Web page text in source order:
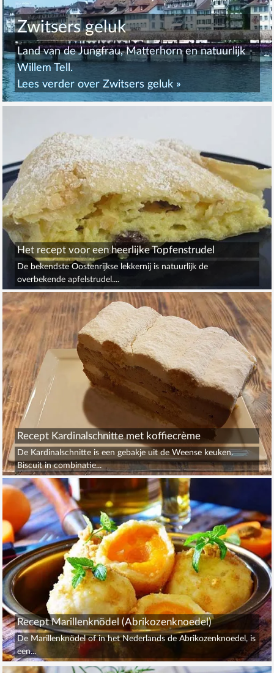
Zwitsers geluk
Land van de Jungfrau, Matterhorn en natuurlijk
Willem Tell.
Lees verder over Zwitsers geluk»
Het recept voor een heerlijke Topfenstrudel
De bekendste Oostenrijkse lekkernij is natuurlijk de
overbekende apfelstrudel....
Recept Kardinalschnitte met koffiecrème
De Kardinalschnitte is een gebakje uit de Weense keuken.
Biscuit in combinatie...
Recept Marillenknödel (Abrikozenknoedel)
De Marillenknödel of in het Nederlands de Abrikozenknoedel, is
een...